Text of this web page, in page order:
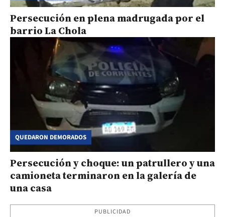
Persecución en plena madrugada por el
barrio La Chola
QUEDARON DEMORADOS
Persecución y choque: un patrullero y una
camioneta terminaron en la galería de
una casa
PUBLICIDAD